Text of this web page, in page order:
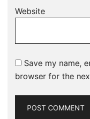
Website
Save my name,
browser for the